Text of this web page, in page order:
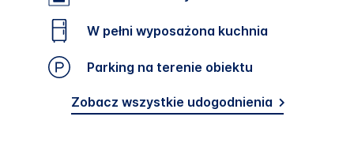
W pełni wyposażona kuchnia
Parking na terenie obiektu
Zobacz wszystkie udogodnienia